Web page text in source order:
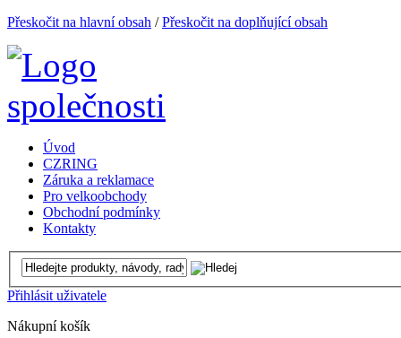
Přeskočit na hlavní obsah /Přeskočit na doplňující obsah
Úvod
CZRING
Záruka a reklamace
Pro velkoobchody
Obchodní podmínky
Kontakty
Přihlásit uživatele
Nákupní košík